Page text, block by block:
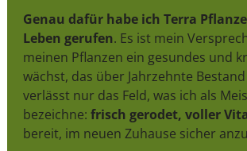
Genau dafür habe ich Terra
Leben gerufen. Es ist mein
meinen Pflanzen ein gesundes und
wächst, das über Jahrzehnte
verlässt nur das Feld, was ich als
bezeichne: frisch gerodet, voller
bereit, im neuen Zuhause sicher